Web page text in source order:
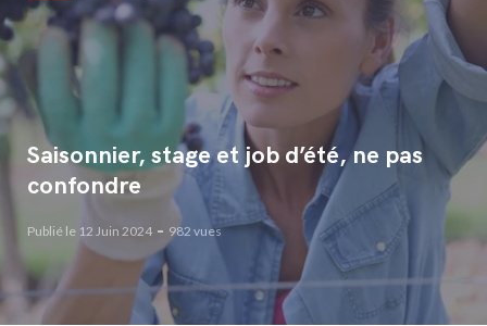
Saisonnier, stage et job d’été, ne pas
confondre
Publié le 12 Juin 2024 982 vues